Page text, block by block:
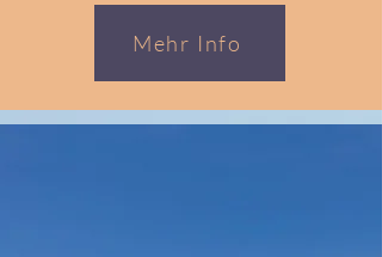
Mehr Info